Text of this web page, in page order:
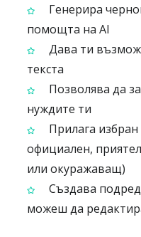
Генерира
помощта на AI
Дава ти
текста
Позволява да
нуждите ти
Прилага
официален,
или окуражаващ)
Създава
можеш да